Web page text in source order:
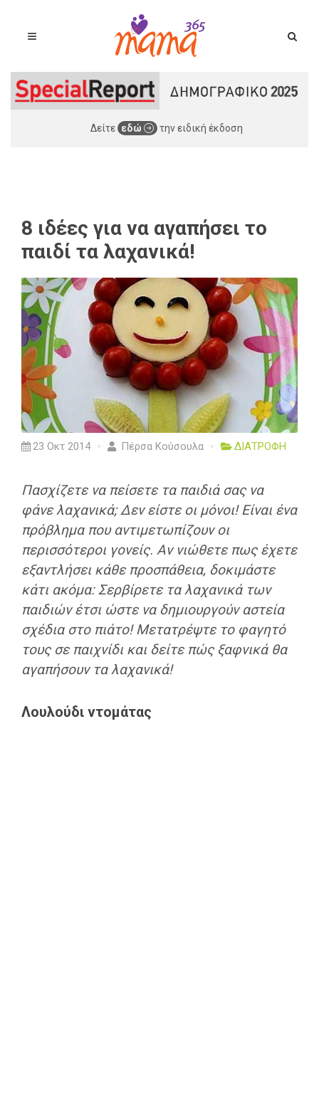
Δείτε εδώ την ειδική έκδοση
8 ιδέες για να αγαπήσει το
παιδί τα λαχανικά!
23 Οκτ 2014 Πέρσα Κούσουλα ΔΙΑΤΡΟΦΗ
Πασχίζετε να πείσετε τα παιδιά σας να
φάνε λαχανικά; Δεν είστε οι μόνοι! Είναι ένα
πρόβλημα που αντιμετωπίζουν οι
περισσότεροι γονείς. Αν νιώθετε πως έχετε
εξαντλήσει κάθε προσπάθεια, δοκιμάστε
κάτι ακόμα: Σερβίρετε τα λαχανικά των
παιδιών έτσι ώστε να δημιουργούν αστεία
σχέδια στο πιάτο! Μετατρέψτε το φαγητό
τους σε παιχνίδι και δείτε πώς ξαφνικά θα
αγαπήσουν τα λαχανικά!
Λουλούδι ντομάτας